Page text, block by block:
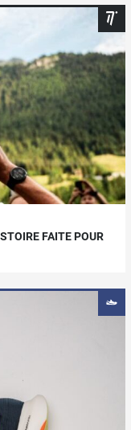
FAITE POUR